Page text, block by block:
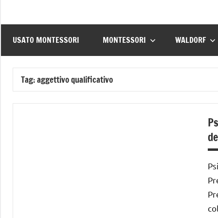
USATO MONTESSORI MONTESSORI WALDORF
Tag:aggettivo qualificativo